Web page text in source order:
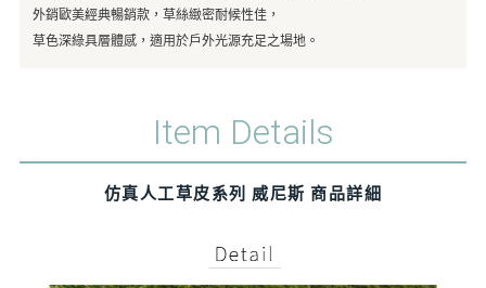
外銷歐美經典暢銷款，草絲緻密耐候性佳，
草色深綠具層體感，適用於戶外光源充足之場地。
Item Details
仿真人工草皮系列 威尼斯 商品詳細